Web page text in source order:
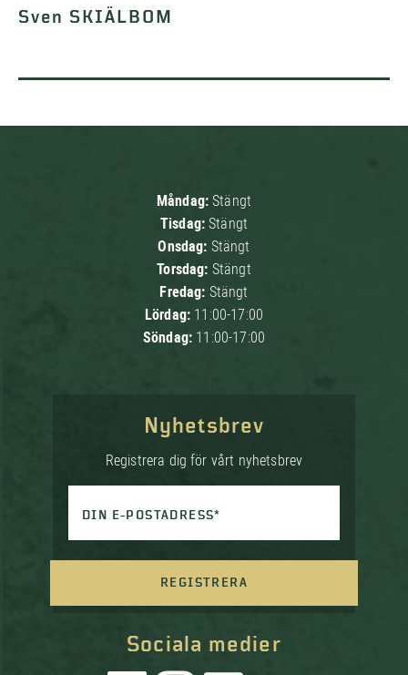
Sven SKIÄLBOM
Måndag:Stängt
Tisdag:Stängt
Onsdag: Stängt
Torsdag: Stängt
Fredag: Stängt
Lördag: 11:00-17:00
Söndag: 11:00-17:00
Sociala medier
Nyhetsbrev
Registrera dig för vårt nyhetsbrev
DIN E-POSTADRESS*
REGISTRERA